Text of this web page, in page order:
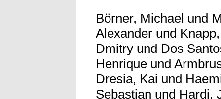
Börner, Michael und
Alexander und
Dmitry und Dos
Henrique und
Dresia, Kai und
Sebastian und Hardi,